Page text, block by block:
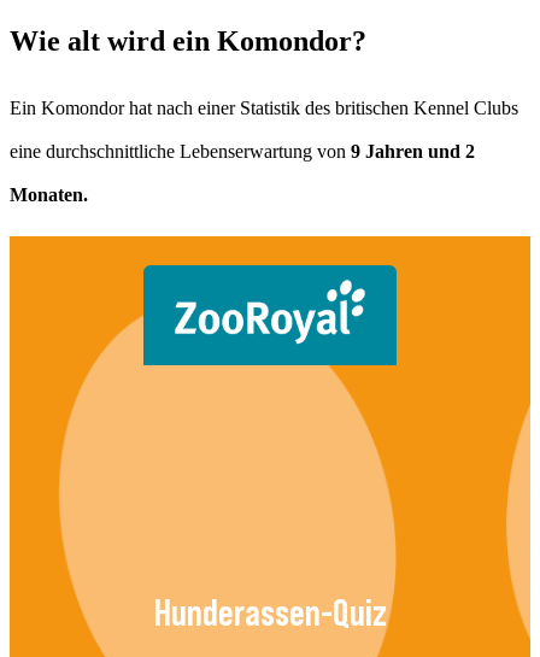
Wie alt wird ein Komondor?
Ein Komondor hat nach einer Statistik des britischen Kennel Clubs
eine durchschnittliche Lebenserwartung von 9 Jahren und 2
Monaten.